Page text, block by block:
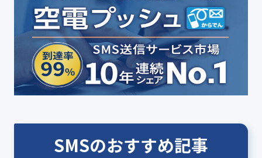
SMSのおすすめ記事